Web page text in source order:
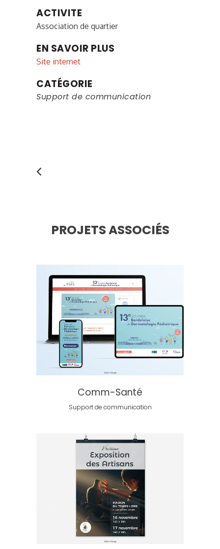
ACTIVITE
Association de quartier
EN SAVOIR PLUS
Site internet
CATÉGORIE
Support de communication
PROJETS ASSOCIÉS
Comm-Santé
Support de communication